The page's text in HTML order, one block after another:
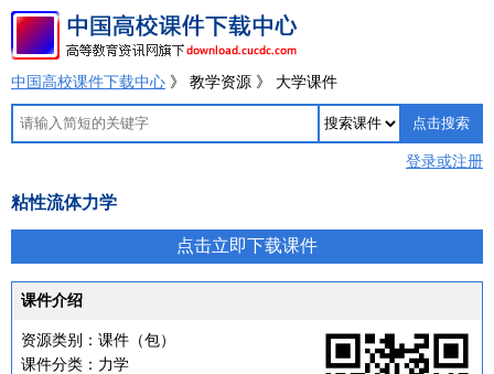
中国高校课件下载中心 》 教学资源 》 大学课件
登录或注册
粘性流体力学
点击立即下载课件
课件介绍
资源类别：课件（包）
课件分类：力学